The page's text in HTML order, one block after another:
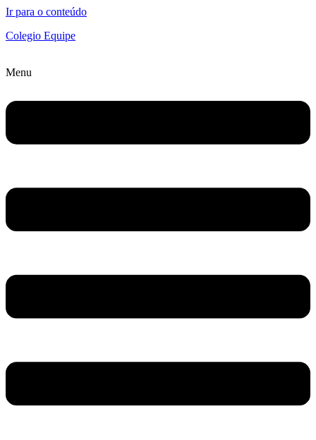
Ir para o conteúdo
Colegio Equipe
Menu